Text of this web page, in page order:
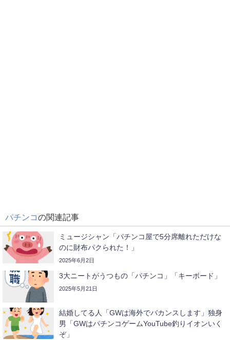
パチンコの関連記事
ミュージシャン「パチンコ屋で5分席離れただけな
のに財布パクられた！」
2025年6月2日
3大ニートがうつもの「パチンコ」「キーボード」
2025年5月21日
結婚してる人「GWは海外でバカンスします」独身
男「GWはパチンコゲームYouTube釣りイオンいく
ぞ」